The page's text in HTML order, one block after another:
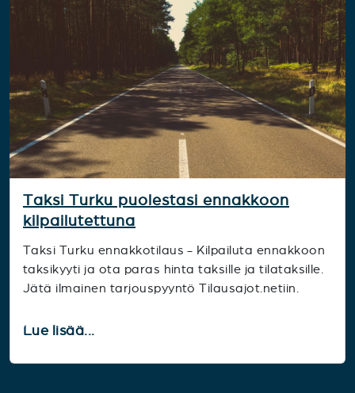
Taksi Turku puolestasi ennakkoon
kilpailutettuna
Taksi Turku ennakkotilaus - Kilpailuta ennakkoon
taksikyyti ja ota paras hinta taksille ja tilataksille.
Jätä ilmainen tarjouspyyntö Tilausajot.netiin.
Lue lisää...